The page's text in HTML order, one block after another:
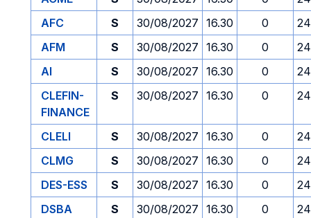
AFC
S 30/08/2027 16.30 0
AFM
S 30/08/2027 16.30 0
AI
S 30/08/2027 16.30 0
CLEFIN-
FINANCE
S 30/08/2027 16.30 0
CLELI S 30/08/2027 16.30 0
CLMG
S 30/08/2027 16.30 0
DES-ESS
S 30/08/2027 16.30 0
DSBA
S 30/08/2027 16.30 0